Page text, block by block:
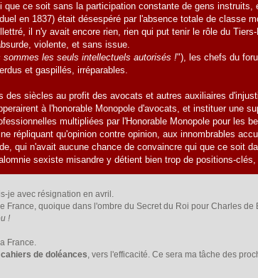
que ce soit sans la participation constante de gens
en 1837) était désespéré par l'absence totale de classe
il n'y avait encore rien, rien qui put tenir le rôle du
violente, et sans issue.
sommes les seuls intellectuels autorisés !"), les chefs du
et gaspillés, irréparables.
des siècles au profit des avocats et autres auxiliaires
à l'honorable Monopole d'avocats, et instituer une
multipliées par l'Honorable Monopole pour les
répliquant qu'opinion contre opinion, aux innombrables
qui n'avait aucune chance de convaincre qui que ce soit
sexiste misandre y détient bien trop de positions-
je avec résignation en avril.
France, quoique dans l'ombre du Secret du Roi pour Charles
!
France.
cahiers de doléances, vers l'efficacité. Ce sera ma tâche des